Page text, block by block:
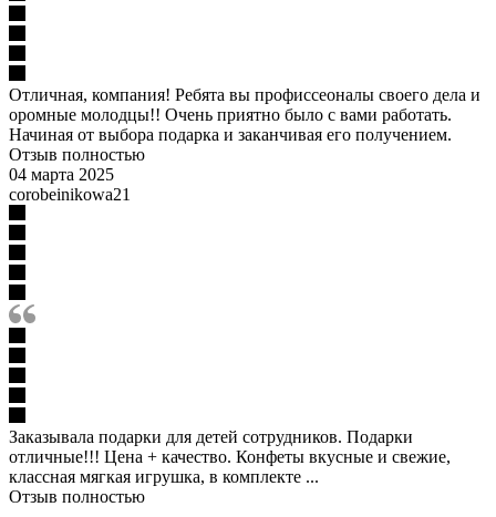
Отличная, компания! Ребята вы профиссеоналы своего дела и
оромные молодцы!! Очень приятно было с вами работать.
Начиная от выбора подарка и заканчивая его получением.
Отзыв полностью
04 марта 2025
corobeinikowa21
Заказывала подарки для детей сотрудников. Подарки
отличные!!! Цена + качество. Конфеты вкусные и свежие,
классная мягкая игрушка, в комплекте ...
Отзыв полностью